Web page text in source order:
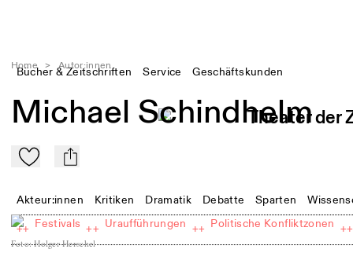
Bücher & Zeitschriften Service Geschäftskunden
Akteur:innen Kritiken Dramatik Debatte Sparten
++ Festivals ++ Uraufführungen ++ Politische Konfliktzonen ++
Home > Autor:innen
Michael Schindhelm
Zu Mein-TdZ hinzufügen
mail
Foto: Holger Herschel